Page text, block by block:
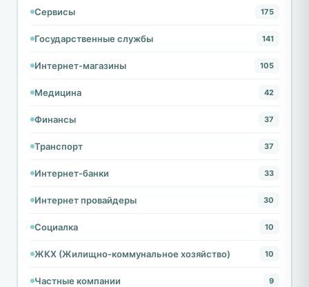
Сервисы 175
Государственные службы 141
Интернет-магазины 105
Медицина 42
Финансы 37
Транспорт 37
Интернет-банки 33
Интернет провайдеры 30
Социалка 10
ЖКХ (Жилищно-коммунальное хозяйство) 10
Частные компании 9